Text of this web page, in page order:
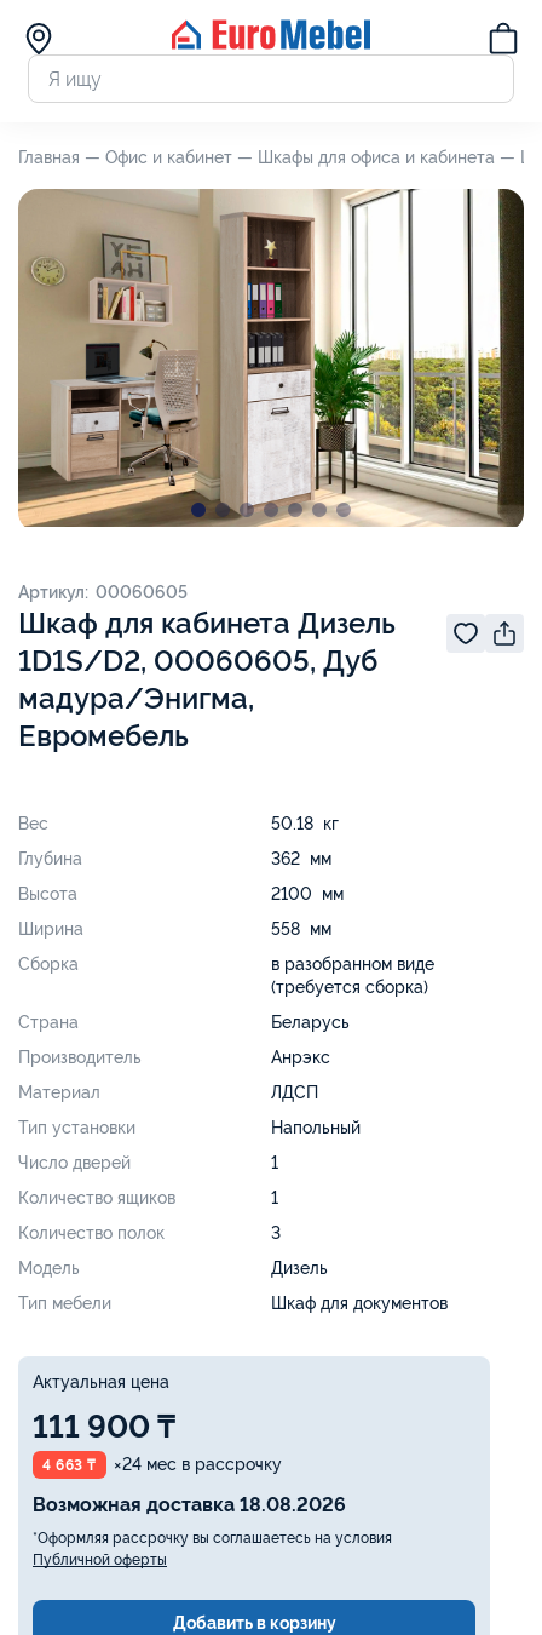
Главная — Офис и кабинет — Шкафы для офиса и кабинета —
Шкаф для кабинета Дизель
1D1S/D2, 00060605, Дуб
мадура/Энигма,
Евромебель
Артикул: 00060605
Вес
50.18 кг
Глубина
362 мм
Высота
2100 мм
Ширина
558 мм
Сборка
в разобранном виде
(требуется сборка)
Страна
Беларусь
Производитель
Анрэкс
Материал
ЛДСП
Тип установки
Напольный
Число дверей
1
Количество ящиков
1
Количество полок
3
Модель
Дизель
Тип мебели
Шкаф для документов
Актуальная цена
111 900 ₸
4 663 ₸ ×24 мес в рассрочку
Возможная доставка 18.08.2026
*Оформляя рассрочку вы соглашаетесь на условия
Публичной оферты
Добавить в корзину